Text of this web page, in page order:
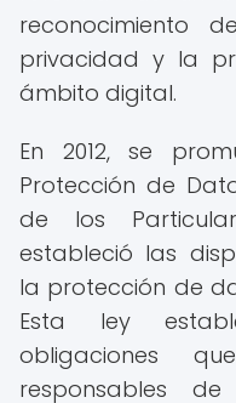
reconocimiento
privacidad y la
ámbito digital.
En 2012, se
Protección de
de los
estableció las
la protección de
Esta ley
obligaciones
responsables